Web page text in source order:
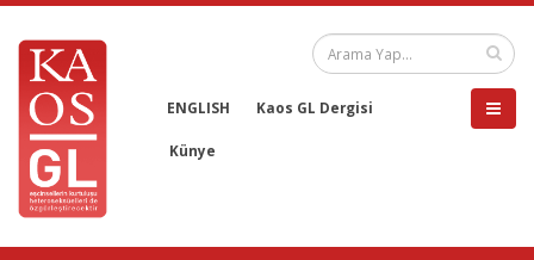
ENGLISH Kaos GL Dergisi
Künye